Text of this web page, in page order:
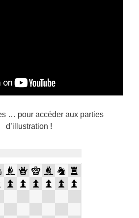
… pour accéder aux parties
d’illustration !